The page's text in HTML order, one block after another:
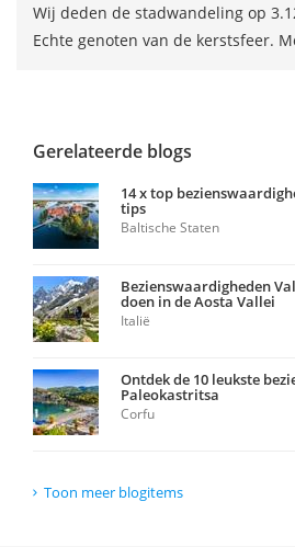
Wij deden de stadwandeling op
Echte genoten van de kerstsfeer.
Gerelateerde blogs
14 x top
tips
Baltische Staten
Bezienswaardigheden
doen in de Aosta Vallei
Italië
Ontdek de 10 leukste
Paleokastritsa
Corfu
Toon meer blogitems